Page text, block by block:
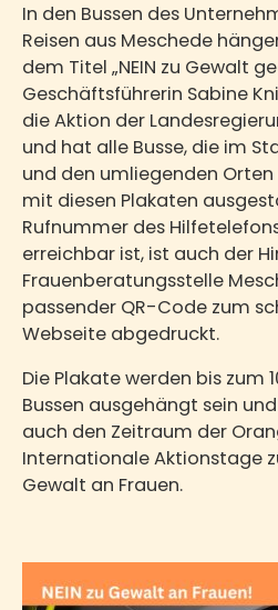
In den Bussen des
Reisen aus Meschede
dem Titel „NEIN zu Gewalt
Geschäftsführerin Sabine
die Aktion der
und hat alle Busse, die im
und den umliegenden
mit diesen Plakaten
Rufnummer des
erreichbar ist, ist auch der
Frauenberatungsstelle
passender QR-Code zum
Webseite abgedruckt.
Die Plakate werden bis zum
Bussen ausgehängt sein
auch den Zeitraum der
Internationale Aktionstage
Gewalt an Frauen.